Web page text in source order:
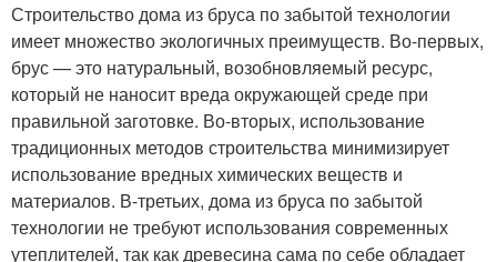
Строительство дома из бруса по забытой технологии
имеет множество экологичных преимуществ. Во-первых,
брус — это натуральный, возобновляемый ресурс,
который не наносит вреда окружающей среде при
правильной заготовке. Во-вторых, использование
традиционных методов строительства минимизирует
использование вредных химических веществ и
материалов. В-третьих, дома из бруса по забытой
технологии не требуют использования современных
утеплителей, так как древесина сама по себе обладает